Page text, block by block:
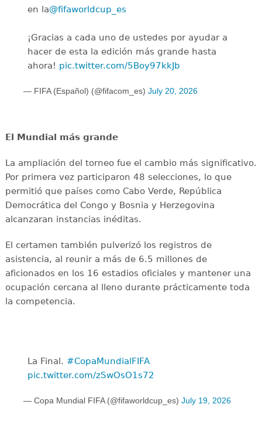
en la@fifaworldcup_es
¡Gracias a cada uno de ustedes por ayudar a
hacer de esta la edición más grande hasta
ahora! pic.twitter.com/5Boy97kkJb
— FIFA (Español) (@fifacom_es) July 20, 2026
El Mundial más grande
La ampliación del torneo fue el cambio más significativo.
Por primera vez participaron 48 selecciones, lo que
permitió que países como Cabo Verde, República
Democrática del Congo y Bosnia y Herzegovina
alcanzaran instancias inéditas.
El certamen también pulverizó los registros de
asistencia, al reunir a más de 6.5 millones de
aficionados en los 16 estadios oficiales y mantener una
ocupación cercana al lleno durante prácticamente toda
la competencia.
La Final. ️ #CopaMundialFIFA
pic.twitter.com/zSwOsO1s72
— Copa Mundial FIFA (@fifaworldcup_es) July 19, 2026